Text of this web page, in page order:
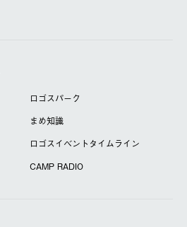
ロゴスパーク
まめ知識
ロゴスイベントタイムライン
CAMP RADIO